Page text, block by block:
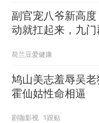
副官宠八爷新高
动就扛起来，九门
荷兰豆爱健康
鸠山美志羞辱吴老
霍仙姑性命相逼
剧咖影视 1跟贴